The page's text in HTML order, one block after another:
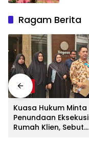
Ragam Berita
Berita
Kuasa Hukum Minta
Penundaan Eksekusi
Rumah Klien, Sebut